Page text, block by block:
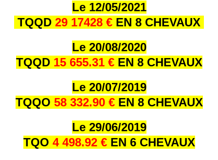
Le 12/05/2021
TQQD 29 17428 € EN 8 CHEVAUX
Le 20/08/2020
TQQD 15 655.31 € EN 8 CHEVAUX
Le 20/07/2019
TQQO 58 332.90 € EN 8 CHEVAUX
Le 29/06/2019
TQO 4 498.92 € EN 6 CHEVAUX